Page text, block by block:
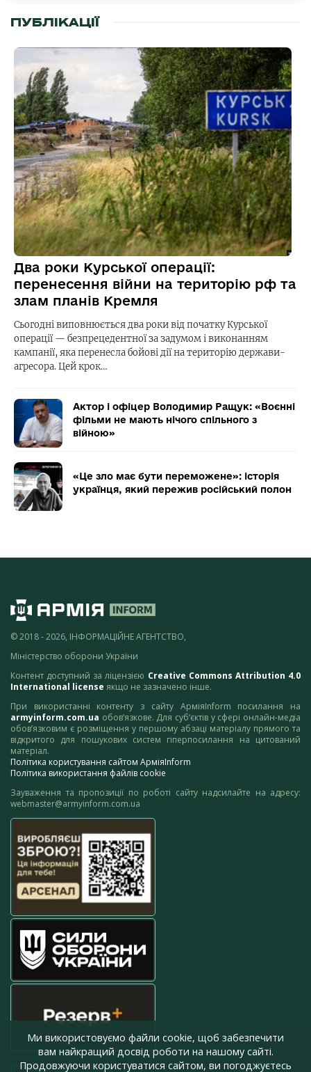
ПУБЛІКАЦІЇ
Два роки Курської операції:
перенесення війни на територію рф та
злам планів Кремля
Сьогодні виповнюється два роки від початку Курської
операції — безпрецедентної за задумом і виконанням
кампанії, яка перенесла бойові дії на територію держави-
агресора. Цей крок…
Актор і офіцер Володимир Ращук: «Воєнні
фільми не мають нічого спільного з
війною»
«Це зло має бути переможене»: історія
українця, який пережив російський полон
© 2018 - 2026, ІНФОРМАЦІЙНЕ АГЕНТСТВО,
Міністерство оборони України
Контент доступний за ліцензією Creative Commons Attribution 4.0
International license якщо не зазначено інше.
При використанні контенту з сайту АрміяInform посилання на
armyinform.com.ua обов’язкове. Для суб’єктів у сфері онлайн-медіа
обов’язковим є розміщення у першому абзаці матеріалу прямого та
відкритого для пошукових систем гіперпосилання на цитований
матеріал.
Політика користування сайтом АрміяInform
Політика використання файлів cookie
Зауваження та пропозиції по роботі сайту надсилайте на адресу:
webmaster@armyinform.com.ua
press@armyinform.com.ua
Ми використовуємо файли cookie, щоб забезпечити
вам найкращий досвід роботи на нашому сайті.
Продовжуючи користуватися сайтом, ви погоджуєтесь